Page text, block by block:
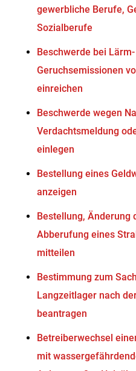
gewerbliche Berufe,
Sozialberufe
Beschwerde bei
Geruchsemissionen
einreichen
Beschwerde wegen
Verdachtsmeldung
einlegen
Bestellung eines
anzeigen
Bestellung, Änderung
Abberufung eines
mitteilen
Bestimmung zum
Langzeitlager nach
beantragen
Betreiberwechsel
mit